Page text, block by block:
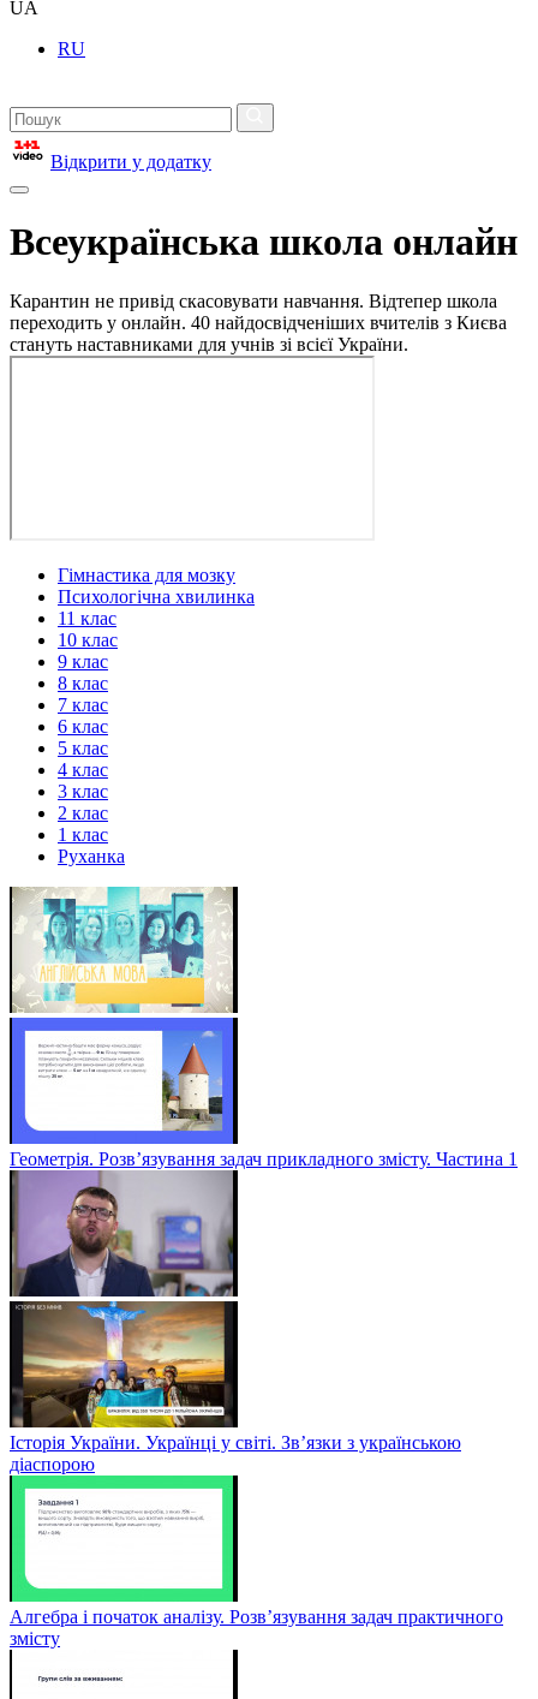
UA
RU
Відкрити у додатку
Всеукраїнська школа онлайн
Карантин не привід скасовувати навчання. Відтепер школа
переходить у онлайн. 40 найдосвідченіших вчителів з Києва
стануть наставниками для учнів зі всієї України.
Гімнастика для мозку
Психологічна хвилинка
11 клас
10 клас
9 клас
8 клас
7 клас
6 клас
5 клас
4 клас
3 клас
2 клас
1 клас
Руханка
Геометрія. Розв’язування задач прикладного змісту. Частина 1
Історія України. Українці у світі. Зв’язки з українською
діаспорою
Алгебра і початок аналізу. Розв’язування задач практичного
змісту